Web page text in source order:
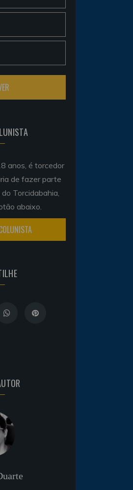
anos, é torcedor
de fazer parte
Torcidabahia,
abaixo.